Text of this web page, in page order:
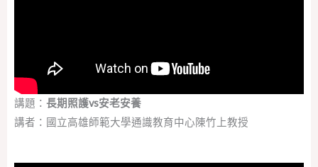
講題： 長期照護vs安老安養
講者：國立高雄師範大學通識教育中心陳竹上教授